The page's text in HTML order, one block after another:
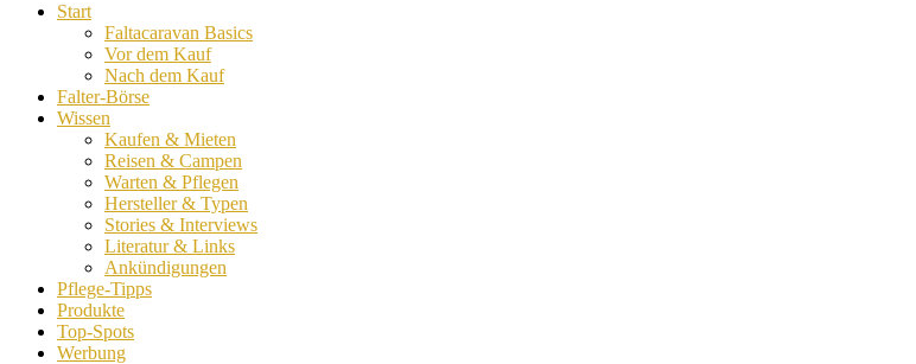
Start
Faltacaravan Basics
Vor dem Kauf
Nach dem Kauf
Falter-Börse
Wissen
Kaufen & Mieten
Reisen & Campen
Warten & Pflegen
Hersteller & Typen
Stories & Interviews
Literatur & Links
Ankündigungen
Pflege-Tipps
Produkte
Top-Spots
Werbung